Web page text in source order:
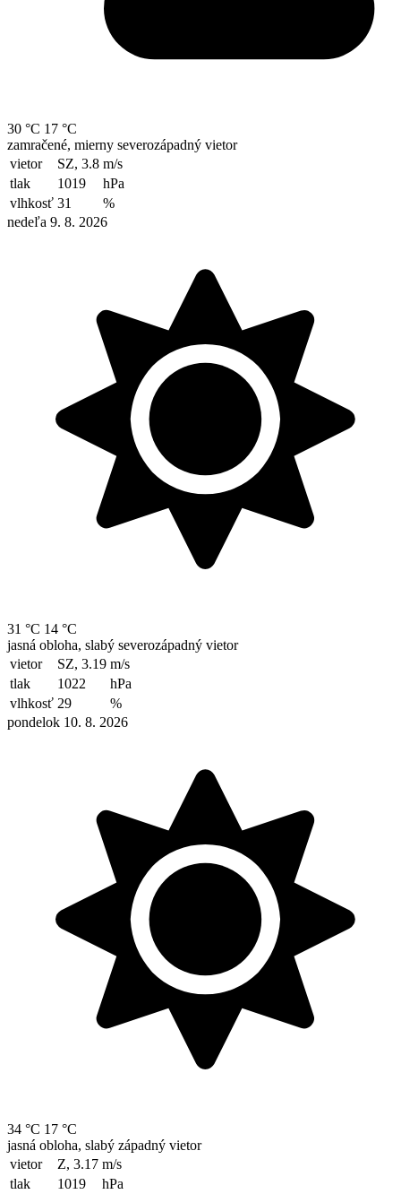
30 °C 17 °C
zamračené, mierny severozápadný vietor
vietor
SZ, 3.8 m/s
tlak
1019
hPa
vlhkosť 31
%
nedeľa 9. 8. 2026
31 °C 14 °C
jasná obloha, slabý severozápadný vietor
vietor
SZ, 3.19 m/s
tlak
1022
hPa
vlhkosť 29
%
pondelok 10. 8. 2026
34 °C 17 °C
jasná obloha, slabý západný vietor
vietor
Z, 3.17 m/s
tlak
1019
hPa